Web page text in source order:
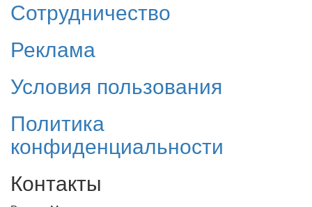
Сотрудничество
Реклама
Условия пользования
Политика
конфиденциальности
Контакты